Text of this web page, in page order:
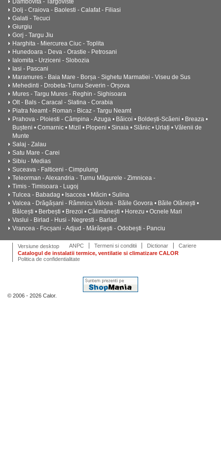
Dambovita - Targoviste
Dolj - Craiova - Baolesti - Calafat - Filiasi
Galati - Tecuci
Giurgiu
Gorj - Targu Jiu
Harghita - Miercurea Ciuc - Toplita
Hunedoara - Deva - Orastie - Petrosani
Ialomita - Urziceni - Slobozia
Iasi - Pascani
Maramures - Baia Mare - Borșa - Sighetu Marmatiei - Viseu de Sus
Mehedinti - Drobeta-Turnu Severin - Orșova
Mures - Targu Mures - Reghin - Sighisoara
Olt - Bals - Caracal - Slatina - Corabia
Piatra Neamt - Roman - Bicaz - Targu Neamt
Prahova - Ploiesti - Câmpina - Azuga • Băicoi • Boldești-Scăeni • Breaza •
Bușteni • Comarnic • Mizil • Plopeni • Sinaia • Slănic • Urlați • Vălenii de
Munte
Salaj - Zalau
Satu Mare - Carei
Sibiu - Medias
Suceava - Falticeni - Cimpulung
Teleorman - Alexandria - Turnu Măgurele - Zimnicea -
Timis - Timisoara - Lugoj
Tulcea - Babadag • Isaccea • Măcin • Sulina
Valcea - Drăgășani - Râmnicu Vâlcea - Băile Govora • Băile Olănești •
Bălcești • Berbești • Brezoi • Călimănești • Horezu • Ocnele Mari
Vaslui - Birlad - Husi - Negresti - Barlad
Vrancea - Focșani - Adjud - Mărășești - Odobești - Panciu
Versiune desktop ANPC Termeni si conditii Dictionar
Cariere
Catalogul de instalatii termice, ventilatie si climatizare CALOR
Politica de confidentialitate
© 2006 - 2026 Calor.